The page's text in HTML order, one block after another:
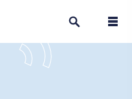
Suchen